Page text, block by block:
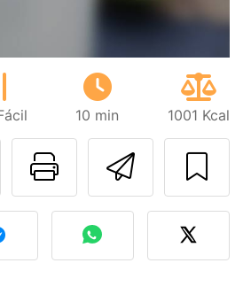
10 min 1001 Kcal
Imprima
Falar com o autor
receita?